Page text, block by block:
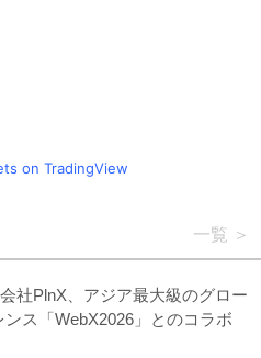
on TradingView
一覧
社PlnX、アジア最大級のグロー
ス「WebX2026」とのコラボ